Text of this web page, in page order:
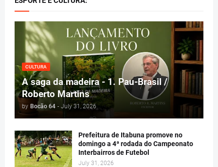
CULTURA
A saga da madeira - 1. Pau-Brasil /
Roberto Martins
by Bocão 64 - July 31, 2026
Prefeitura de Itabuna promove no
domingo a 4ª rodada do Campeonato
Interbairros de Futebol
July 31, 2026